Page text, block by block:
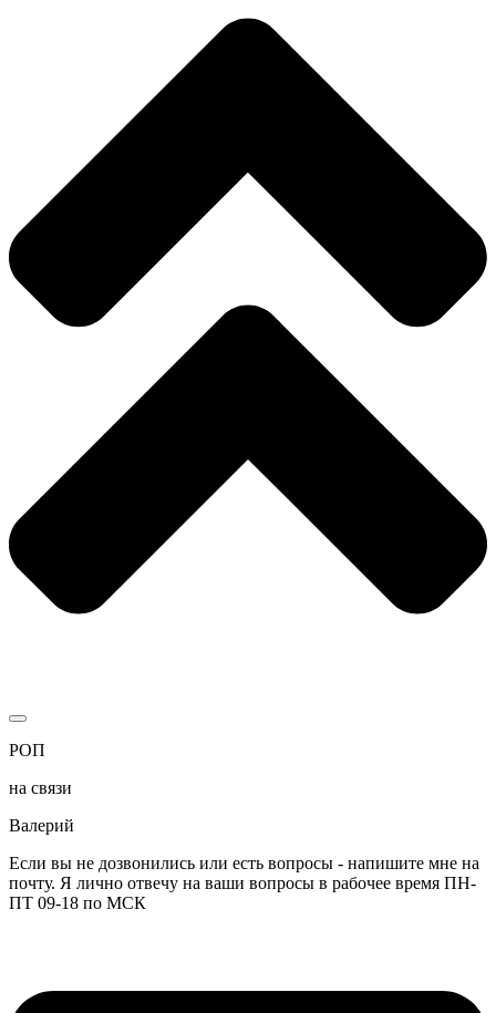
РОП
на связи
Валерий
Если вы не дозвонились или есть вопросы - напишите мне на
почту. Я лично отвечу на ваши вопросы в рабочее время ПН-
ПТ 09-18 по МСК